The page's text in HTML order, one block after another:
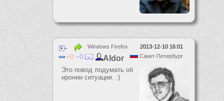
2013-12-10 16:01
Windows Firefox
Санкт-Петербург
0 0 Aldor
Это повод подумать об
иронии ситуации. :)